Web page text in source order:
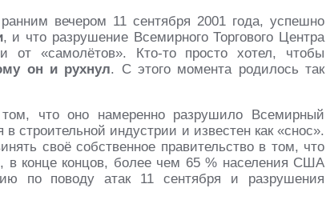
вечером 11 сентября 2001 года, успешно
, и что разрушение Всемирного Торгового Центра
«самолётов». Кто-то просто хотел, чтобы
он и рухнул. С этого момента родилось так
что оно намеренно разрушило Всемирный
строительной индустрии и известен как «снос».
своё собственное правительство в том, что
в конце концов, более чем 65 % населения США
по поводу атак 11 сентября и разрушения